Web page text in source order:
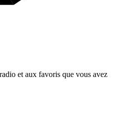
et aux favoris que vous avez